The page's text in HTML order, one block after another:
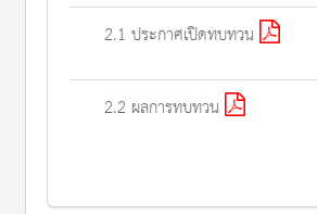
2.1 ประกาศเปิดทบทวน
2.2 ผลการทบทวน